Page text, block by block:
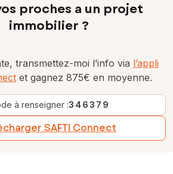
proches a un projet
immobilier ?
transmettez-moi l’info via l’appli
et gagnez 875€ en moyenne.
à renseigner :346379
SAFTI Connect